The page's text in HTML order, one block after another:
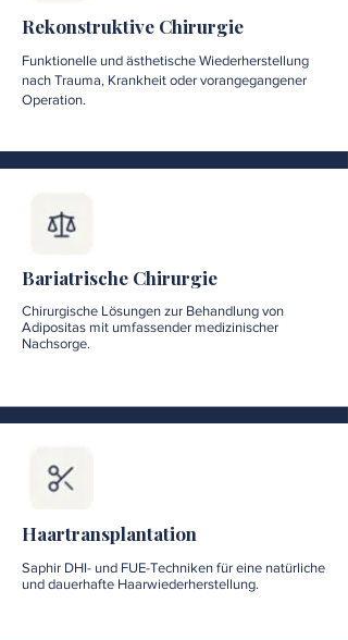
Rekonstruktive Chirurgie
Funktionelle und ästhetische Wiederherstellung
nach Trauma, Krankheit oder vorangegangener
Operation.
Bariatrische Chirurgie
Chirurgische Lösungen zur Behandlung von
Adipositas mit umfassender medizinischer
Nachsorge.
Haartransplantation
Saphir DHI- und FUE-Techniken für eine natürliche
und dauerhafte Haarwiederherstellung.